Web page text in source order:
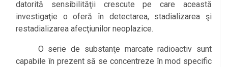
datorită sensibilităţii crescute pe care această
investigaţie o oferă în detectarea, stadializarea şi
restadializarea afecţiunilor neoplazice.
O serie de substanţe marcate radioactiv sunt
capabile în prezent să se concentreze în mod specific